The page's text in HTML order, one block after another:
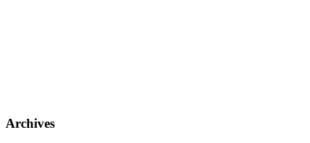
Archives